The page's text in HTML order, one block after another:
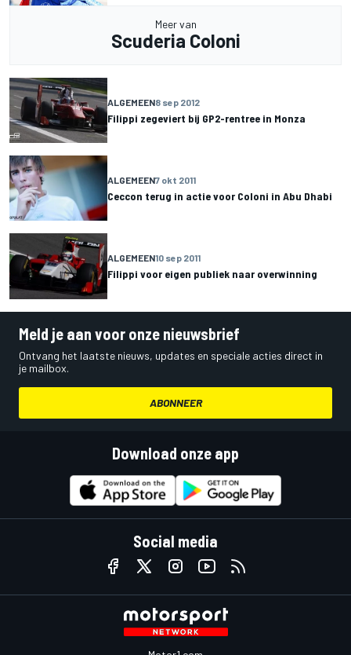
Meer van
Scuderia Coloni
ALGEMEEN8 sep 2012
Filippi zegeviert bij GP2-rentree in Monza
ALGEMEEN7 okt 2011
Ceccon terug in actie voor Coloni in Abu Dhabi
ALGEMEEN10 sep 2011
Filippi voor eigen publiek naar overwinning
Meld je aan voor onze nieuwsbrief
Ontvang het laatste nieuws, updates en speciale acties direct in
je mailbox.
ABONNEER
Download onze app
Social media